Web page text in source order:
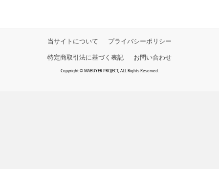
当サイトについて
プライバシーポリシー
特定商取引法に基づく表記
お問い合わせ
Copyright © MABUYER PROJECT, ALL Rights Reserved.